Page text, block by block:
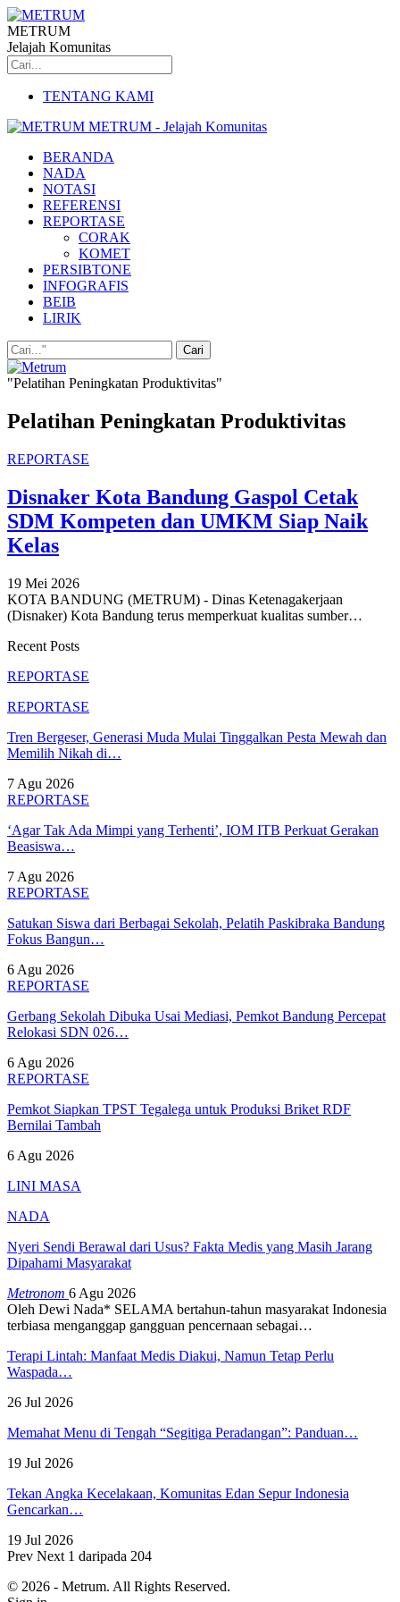
METRUM
Jelajah Komunitas
TENTANG KAMI
METRUM - Jelajah Komunitas
BERANDA
NADA
NOTASI
REFERENSI
REPORTASE
CORAK
KOMET
PERSIBTONE
INFOGRAFIS
BEIB
LIRIK
"Pelatihan Peningkatan Produktivitas"
Pelatihan Peningkatan Produktivitas
REPORTASE
Disnaker Kota Bandung Gaspol Cetak
SDM Kompeten dan UMKM Siap Naik
Kelas
19 Mei 2026
KOTA BANDUNG (METRUM) - Dinas Ketenagakerjaan
(Disnaker) Kota Bandung terus memperkuat kualitas sumber…
Recent Posts
REPORTASE
REPORTASE
Tren Bergeser, Generasi Muda Mulai Tinggalkan Pesta Mewah dan
Memilih Nikah di…
7 Agu 2026
REPORTASE
‘Agar Tak Ada Mimpi yang Terhenti’, IOM ITB Perkuat Gerakan
Beasiswa…
7 Agu 2026
REPORTASE
Satukan Siswa dari Berbagai Sekolah, Pelatih Paskibraka Bandung
Fokus Bangun…
6 Agu 2026
REPORTASE
Gerbang Sekolah Dibuka Usai Mediasi, Pemkot Bandung Percepat
Relokasi SDN 026…
6 Agu 2026
REPORTASE
Pemkot Siapkan TPST Tegalega untuk Produksi Briket RDF
Bernilai Tambah
6 Agu 2026
LINI MASA
NADA
Nyeri Sendi Berawal dari Usus? Fakta Medis yang Masih Jarang
Dipahami Masyarakat
Metronom 6 Agu 2026
Oleh Dewi Nada* SELAMA bertahun-tahun masyarakat Indonesia
terbiasa menganggap gangguan pencernaan sebagai…
Terapi Lintah: Manfaat Medis Diakui, Namun Tetap Perlu
Waspada…
26 Jul 2026
Memahat Menu di Tengah “Segitiga Peradangan”: Panduan…
19 Jul 2026
Tekan Angka Kecelakaan, Komunitas Edan Sepur Indonesia
Gencarkan…
19 Jul 2026
Prev Next 1 daripada 204
© 2026 - Metrum. All Rights Reserved.